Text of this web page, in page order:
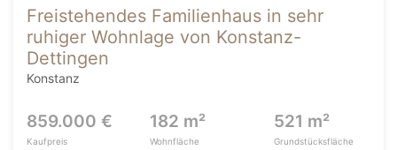
Freistehendes Familienhaus in sehr
ruhiger Wohnlage von Konstanz-
Dettingen
Konstanz
859.000 €
Kaufpreis
182 m²
Wohnfläche
521 m²
Grundstücksfläche